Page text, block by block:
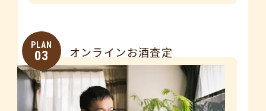
PLAN
03 オンラインお酒査定